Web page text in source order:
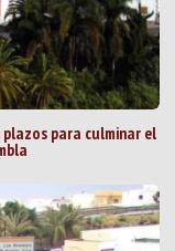
para culminar el